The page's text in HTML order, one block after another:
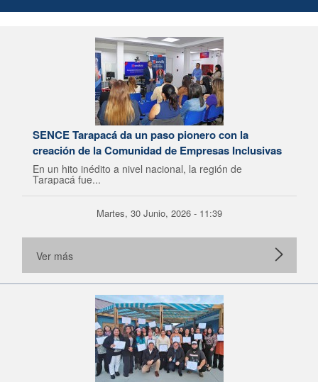
SENCE Tarapacá da un paso pionero con la
creación de la Comunidad de Empresas Inclusivas
En un hito inédito a nivel nacional, la región de
Tarapacá fue...
Martes, 30 Junio, 2026 - 11:39
Ver más